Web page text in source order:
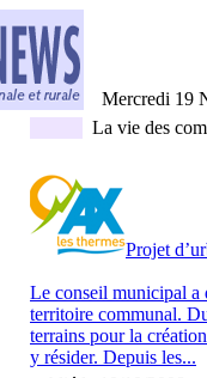
Mercredi 19
La vie des
Projet
Le conseil municipal a
territoire communal.
terrains pour la
y résider. Depuis les...